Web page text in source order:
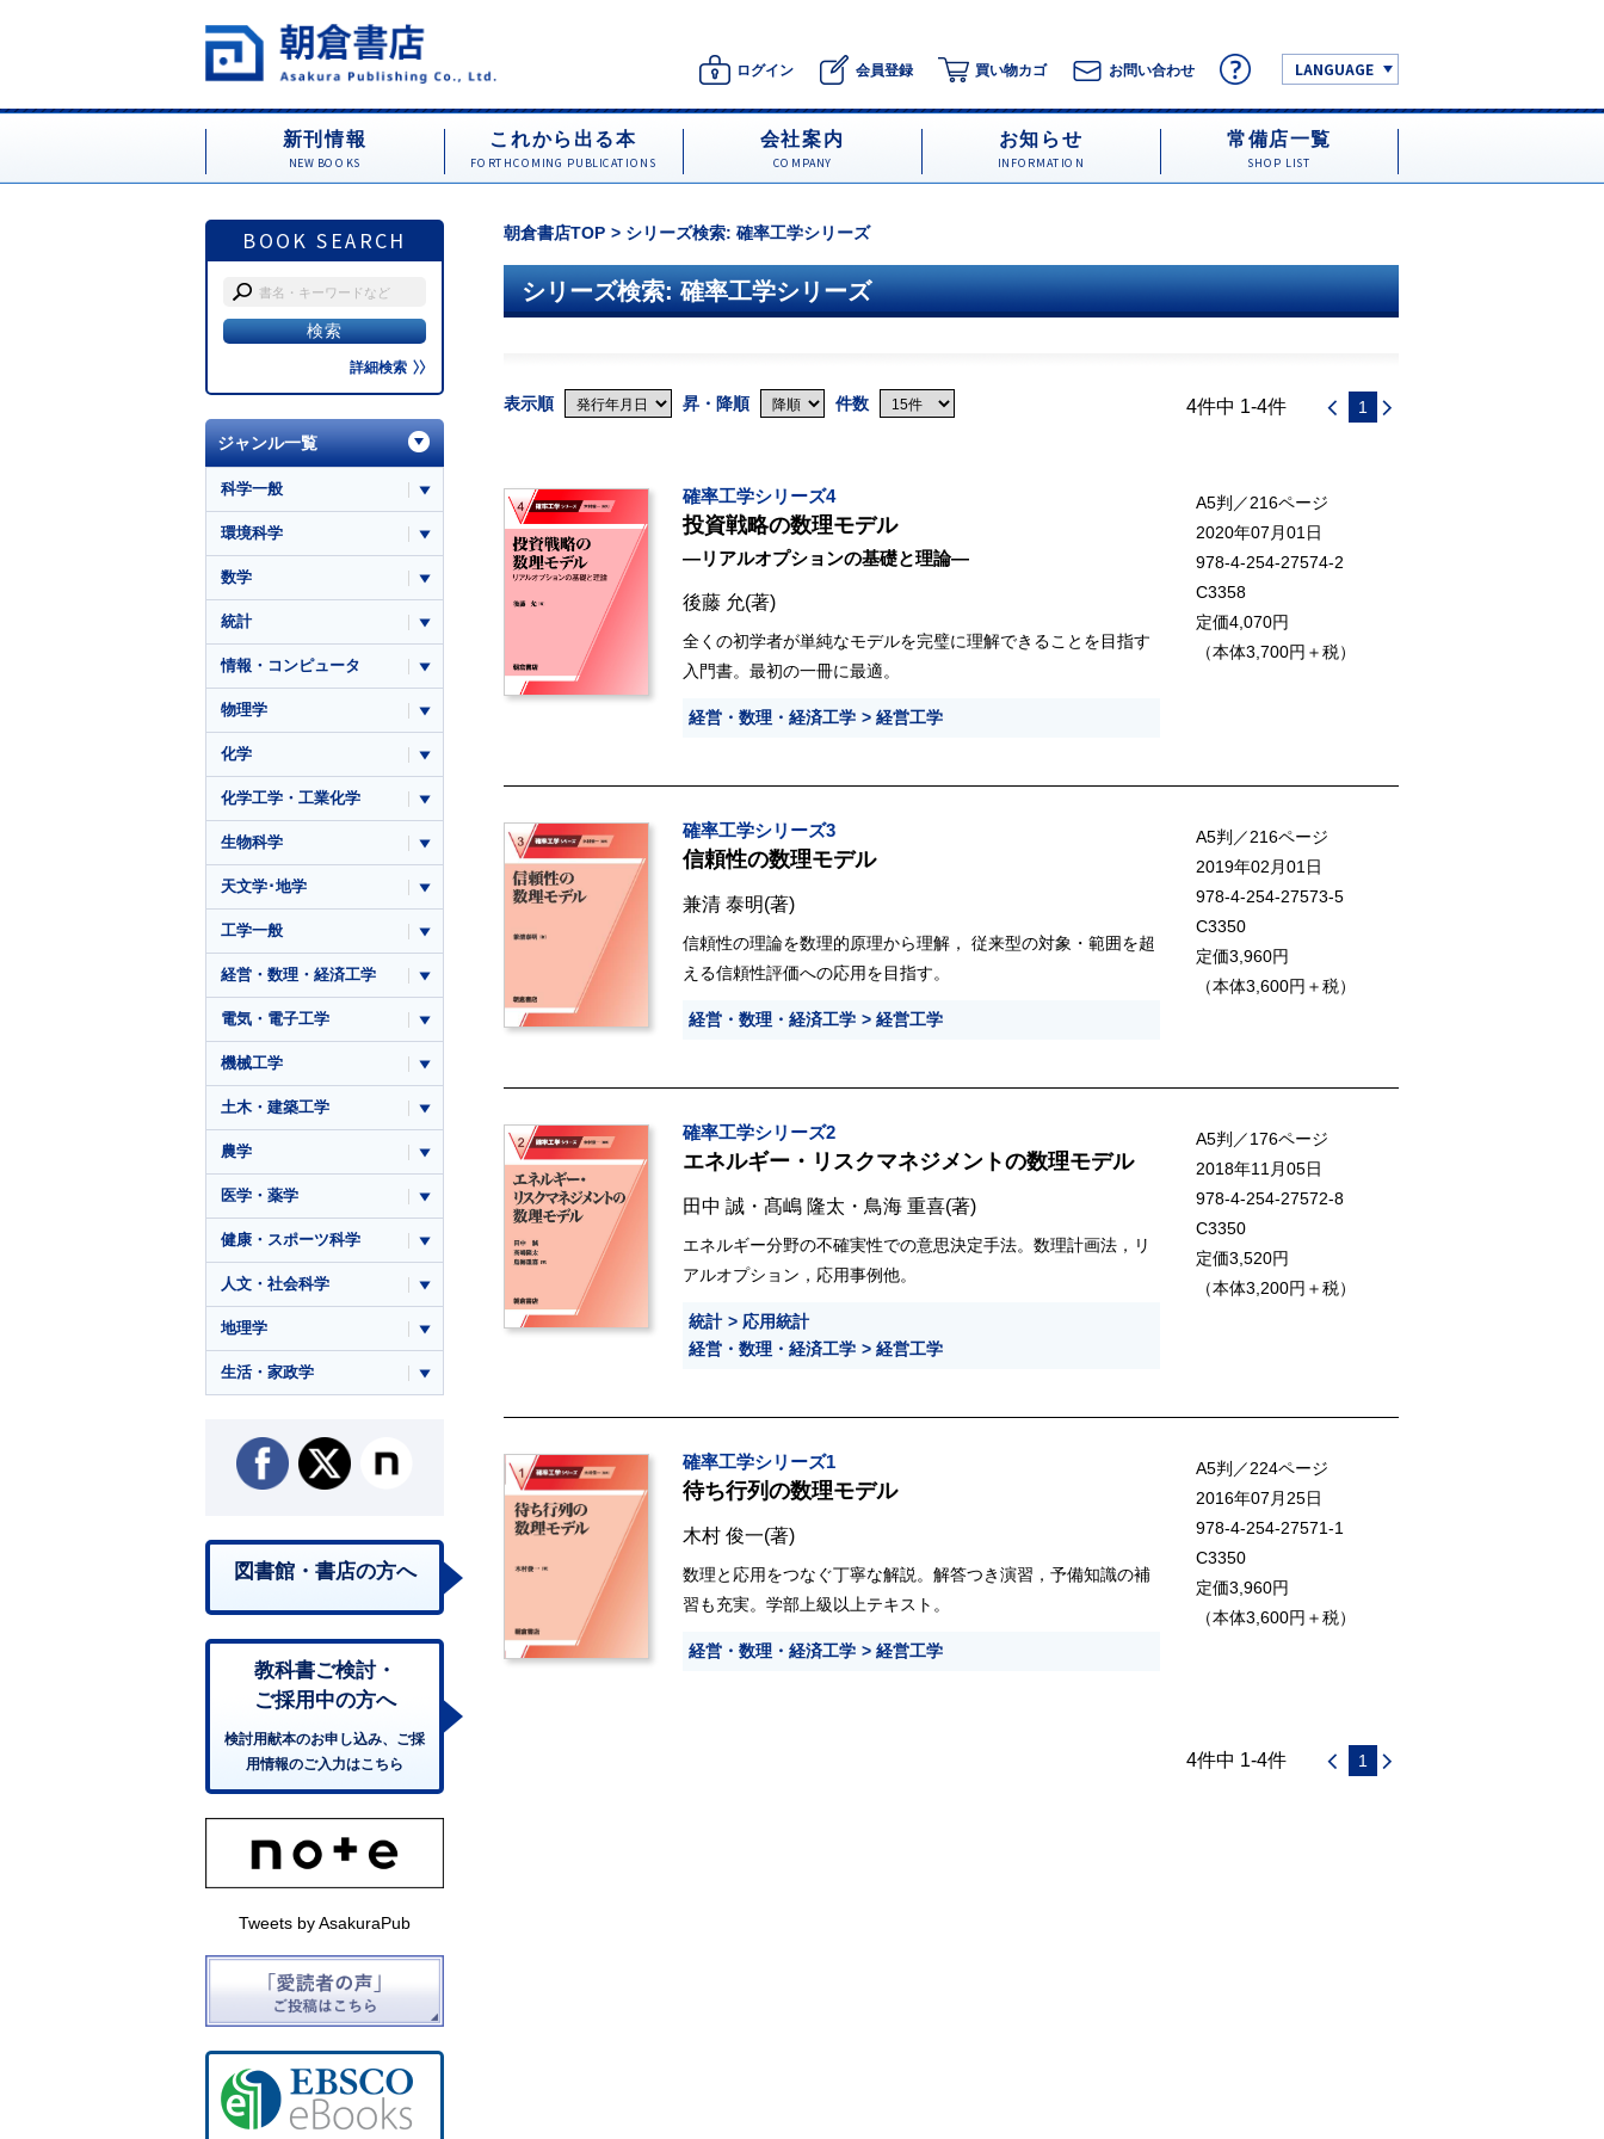
ログイン 会員登録 買い物カゴ お問い合わせ LANGUAGE
新刊情報
NEW BOOKS
これから出る本
FORTHCOMING PUBLICATIONS
会社案内
COMPANY
お知らせ
INFORMATION
常備店一覧
SHOP LIST
BOOK SEARCH
詳細検索
朝倉書店TOP シリーズ検索: 確率工学シリーズ
シリーズ検索: 確率工学シリーズ
表示順 昇・降順 件数 4件中 1-4件 1
確率工学シリーズ4
投資戦略の数理モデル
―リアルオプションの基礎と理論―
後藤 允(著)
全くの初学者が単純なモデルを完璧に理解できることを目指す
入門書。最初の一冊に最適。
経営・数理・経済工学 経営工学
A5判／216ページ
2020年07月01日
978-4-254-27574-2
C3358
定価4,070円
（本体3,700円＋税）
確率工学シリーズ3
信頼性の数理モデル
兼清 泰明(著)
信頼性の理論を数理的原理から理解， 従来型の対象・範囲を超
える信頼性評価への応用を目指す。
経営・数理・経済工学 経営工学
A5判／216ページ
2019年02月01日
978-4-254-27573-5
C3350
定価3,960円
（本体3,600円＋税）
確率工学シリーズ2
エネルギー・リスクマネジメントの数理モデル
田中 誠 ・ 髙嶋 隆太 ・ 鳥海 重喜(著)
エネルギー分野の不確実性での意思決定手法。数理計画法，リ
アルオプション，応用事例他。
統計
応用統計
経営・数理・経済工学
経営工学
A5判／176ページ
2018年11月05日
978-4-254-27572-8
C3350
定価3,520円
（本体3,200円＋税）
確率工学シリーズ1
待ち行列の数理モデル
木村 俊一(著)
数理と応用をつなぐ丁寧な解説。解答つき演習，予備知識の補
習も充実。学部上級以上テキスト。
経営・数理・経済工学 経営工学
A5判／224ページ
2016年07月25日
978-4-254-27571-1
C3350
定価3,960円
（本体3,600円＋税）
4件中 1-4件 1
ジャンル一覧
科学一般
環境科学
数学
統計
情報・コンピュータ
物理学
化学
化学工学・工業化学
生物科学
天文学･地学
工学一般
経営・数理・経済工学
電気・電子工学
機械工学
土木・建築工学
農学
医学・薬学
健康・スポーツ科学
人文・社会科学
地理学
生活・家政学
図書館・書店の方へ
教科書ご検討・
ご採用中の方へ
検討用献本のお申し込み、ご採
用情報のご入力はこちら
Tweets by AsakuraPub